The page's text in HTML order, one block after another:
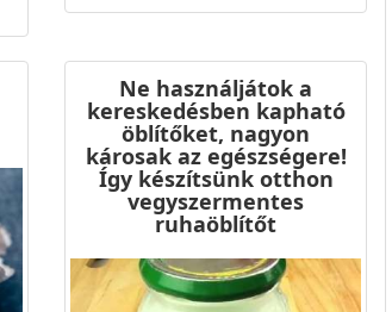
Ne használjátok a
kereskedésben kapható
öblítőket, nagyon
károsak az egészségere!
Így készítsünk otthon
vegyszermentes
ruhaöblítőt